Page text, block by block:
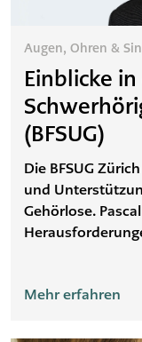
Augen, Ohren &
Einblicke
(BFSUG)
Die BFSUG
und
Gehörlose.
Mehr erfahren